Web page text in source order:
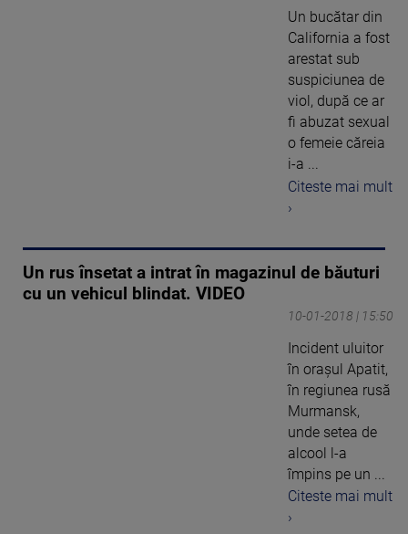
Un bucătar din
California a fost
arestat sub
suspiciunea de
viol, după ce ar
fi abuzat sexual
o femeie căreia
i-a ...
Citeste mai mult
›
Un rus însetat a intrat în magazinul de băuturi
cu un vehicul blindat. VIDEO
10-01-2018 | 15:50
Incident uluitor
în oraşul Apatit,
în regiunea rusă
Murmansk,
unde setea de
alcool l-a
împins pe un ...
Citeste mai mult
›